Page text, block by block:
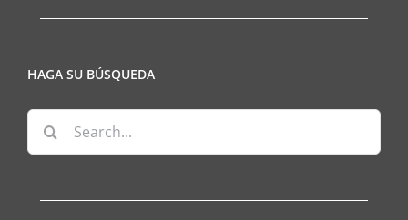
HAGA SU BÚSQUEDA
Search
for: